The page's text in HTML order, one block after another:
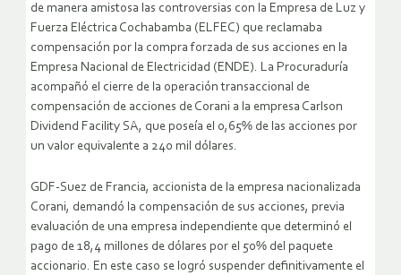
de manera amistosa las controversias con la Empresa de Luz y
Fuerza Eléctrica Cochabamba (ELFEC) que reclamaba
compensación por la compra forzada de sus acciones en la
Empresa Nacional de Electricidad (ENDE). La Procuraduría
acompañó el cierre de la operación transaccional de
compensación de acciones de Corani a la empresa Carlson
Dividend Facility SA, que poseía el 0,65% de las acciones por
un valor equivalente a 240 mil dólares.
GDF-Suez de Francia, accionista de la empresa nacionalizada
Corani, demandó la compensación de sus acciones, previa
evaluación de una empresa independiente que determinó el
pago de 18,4 millones de dólares por el 50% del paquete
accionario. En este caso se logró suspender definitivamente el